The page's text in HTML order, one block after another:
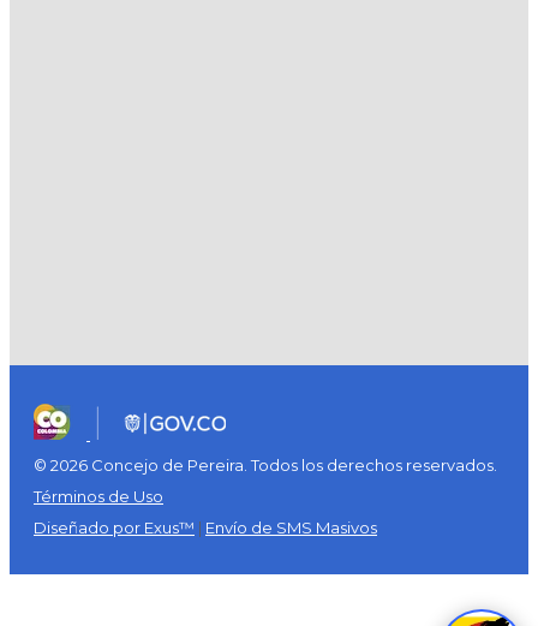
© 2026 Concejo de Pereira. Todos los derechos reservados.
Términos de Uso
Diseñado por Exus™ | Envío de SMS Masivos